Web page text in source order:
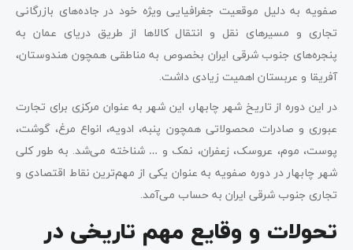
صفویه به دلیل موقعیت جغرافیایی ویژه خود در جاده‌های بازرگانی
تجاری و مسیرهای نقل و انتقال کالاها از طریق دریای عمان به
پنجره‌های جنوب شرقی ایران بخصوص به مناطقی همچون هندوستان،
آفریقا و عربستان اهمیت زیادی داشت.
در این دوره از تاریخ شهر چابهار، این شهر به عنوان مرکزی برای تجارت
عبوری و صادرات محصولاتی همچون پنبه، ادویه، انواع مرغ، گوشت،
پوست، موم، عروسک، زعفران، نمک و … شناخته می‌شد. به طور کلی
شهر چابهار در دوره صفویه به عنوان یکی از مهم‌ترین نقاط اقتصادی و
تجاری جنوب شرقی ایران به حساب می‌آمد.
تحولات و وقایع مهم تاریخی در